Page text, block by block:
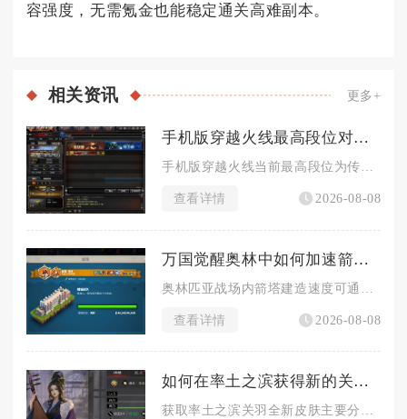
容强度，无需氪金也能稳定通关高难副本。
相关资讯 更多+
手机版穿越火线最高段位对战战绩要求如何
查看详情 2026-08-08
万国觉醒奥林中如何加速箭塔建造进程
查看详情 2026-08-08
如何在率土之滨获得新的关羽皮肤